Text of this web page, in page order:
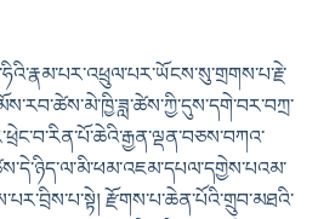
རྫོགས་པ་ཆེན་པོའི་གྲུབ་མཐའི་